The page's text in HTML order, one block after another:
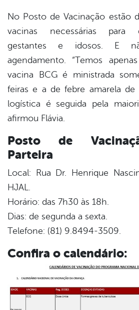
No Posto de Vacinação estão
vacinas necessárias para
gestantes e idosos. E
agendamento. “Temos
vacina BCG é ministrada
feiras e a de febre amarela de
logística é seguida pela
afirmou Flávia.
Posto de
Parteira
Local: Rua Dr. Henrique
HJAL.
Horário: das 7h30 às 18h.
Dias: de segunda a sexta.
Telefone: (81) 9.8494-3509.
Confira o calendário: